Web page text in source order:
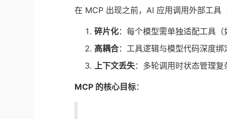
在 MCP 出现之前，AI 应用调用外部工具
碎片化：每个模型需单独适配工具
高耦合：工具逻辑与模型代码深度绑
上下文丢失：多轮调用时状态管理复
MCP 的核心目标：